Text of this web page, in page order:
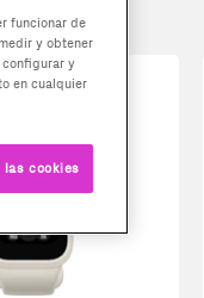
funcionar de
y obtener
y
en cualquier
cookies